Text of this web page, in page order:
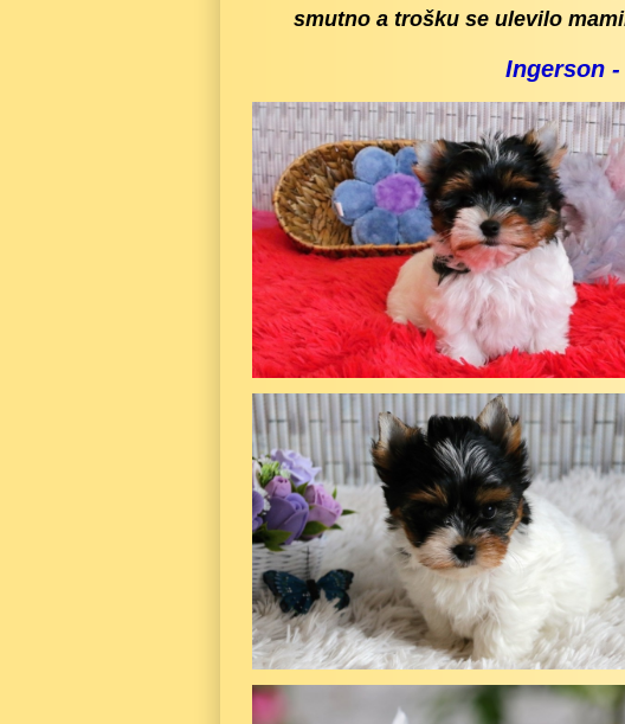
smutno a trošku se ulevilo
Ingerson